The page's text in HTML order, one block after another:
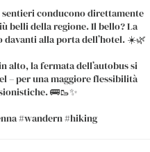
conducono direttamente
belli della regione. Il bello? La
alla porta dell’hotel. ☀️🌿
alto, la fermata dell’autobus si
– per una maggiore flessibilità
🚌🥾✨
#wandern #hiking